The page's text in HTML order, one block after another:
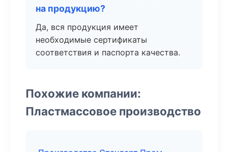
на продукцию?
Да, вся продукция имеет
необходимые сертификаты
соответствия и паспорта качества.
Похожие компании:
Пластмассовое производство